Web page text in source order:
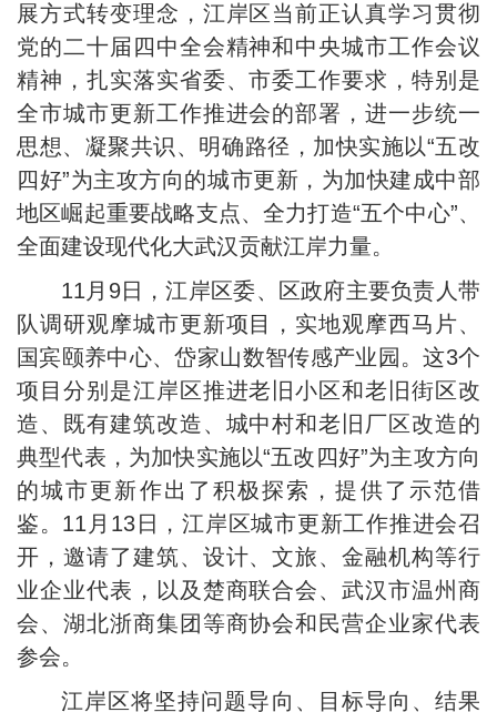
展方式转变理念，江岸区当前正认真学习贯彻
党的二十届四中全会精神和中央城市工作会议
精神，扎实落实省委、市委工作要求，特别是
全市城市更新工作推进会的部署，进一步统一
思想、凝聚共识、明确路径，加快实施以“五改
四好”为主攻方向的城市更新，为加快建成中部
地区崛起重要战略支点、全力打造“五个中心”、
全面建设现代化大武汉贡献江岸力量。
11月9日，江岸区委、区政府主要负责人带
队调研观摩城市更新项目，实地观摩西马片、
国宾颐养中心、岱家山数智传感产业园。这3个
项目分别是江岸区推进老旧小区和老旧街区改
造、既有建筑改造、城中村和老旧厂区改造的
典型代表，为加快实施以“五改四好”为主攻方向
的城市更新作出了积极探索，提供了示范借
鉴。11月13日，江岸区城市更新工作推进会召
开，邀请了建筑、设计、文旅、金融机构等行
业企业代表，以及楚商联合会、武汉市温州商
会、湖北浙商集团等商协会和民营企业家代表
参会。
江岸区将坚持问题导向、目标导向、结果